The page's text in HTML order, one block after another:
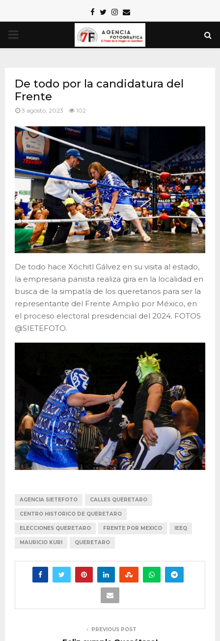
Facebook
TwitterInstagram
Email
PRIMARY
De todo por la candidatura del
Frente
3 agosto, 2023 102
De todo hace Xóchitl Gálvez en su visita al estado,
la empresaria panista realiza gira en la localidad en
busca de la simpatía de los queretanos para ser la
representante del Frente Amplio por México, en
el proceso electoral presidencial del 2024. FOTOS
@SIETEFOTO.
AGENCIA SIETEFOTO CALLES QUERETARO
CENTRO HISTORICO DE QUERETARO
ELECCIONES QUERETARO FRENTE POR MEXICO IEEQ
MAURICIO KURI QUERETARO
PREVIOUS POST